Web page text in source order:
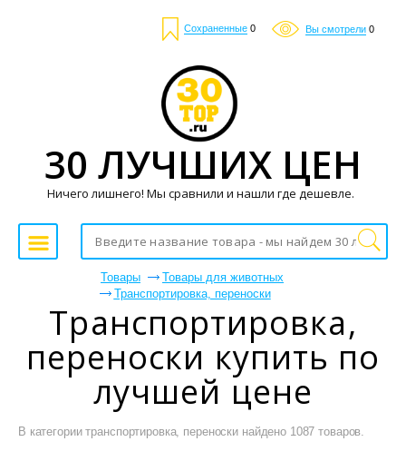
Сохраненные 0 Вы смотрели 0
Товары
Товары для животных
Транспортировка, переноски
Транспортировка,
переноски купить по
лучшей цене
В категории транспортировка, переноски найдено 1087 товаров.
30 ЛУЧШИХ ЦЕН
Ничего лишнего! Мы сравнили и нашли где дешевле.